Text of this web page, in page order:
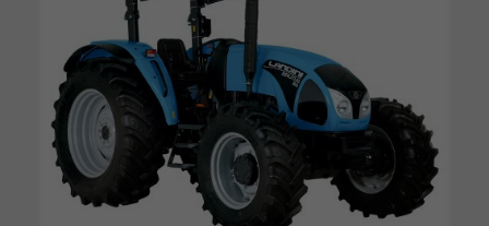
opcionais. São
necessários
para o
funcionamento
do site.
Estatísticas
Para que
possamos